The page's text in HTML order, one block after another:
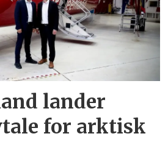
lander
for arktisk